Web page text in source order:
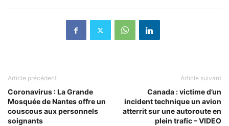
Article précédent
Coronavirus : La Grande
Mosquée de Nantes offre un
couscous aux personnels
soignants
Article suivant
Canada : victime d’un
incident technique un avion
atterrit sur une autoroute en
plein trafic – VIDEO